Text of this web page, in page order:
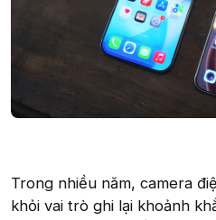
Trong nhiều năm, camera
khỏi vai trò ghi lại khoảnh